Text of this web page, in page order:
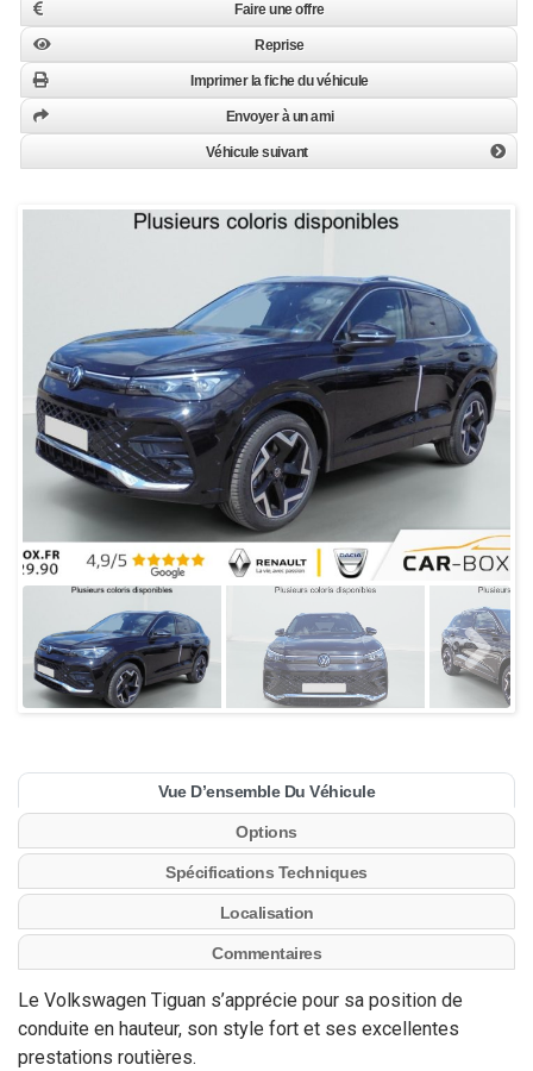
Faire une offre
Reprise
Imprimer la fiche du véhicule
Envoyer à un ami
Véhicule suivant
Vue D’ensemble Du Véhicule
Options
Spécifications Techniques
Localisation
Commentaires
Le Volkswagen Tiguan s’apprécie pour sa position de
conduite en hauteur, son style fort et ses excellentes
prestations routières.